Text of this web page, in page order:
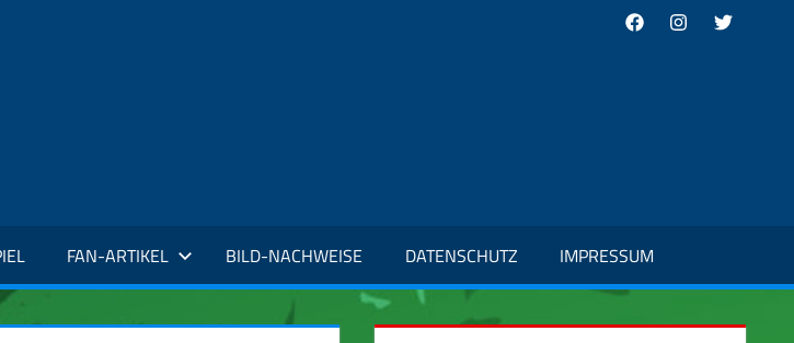
FacebookInstagram
Twitter
FAN-ARTIKEL BILD-NACHWEISE DATENSCHUTZ IMPRESSUM